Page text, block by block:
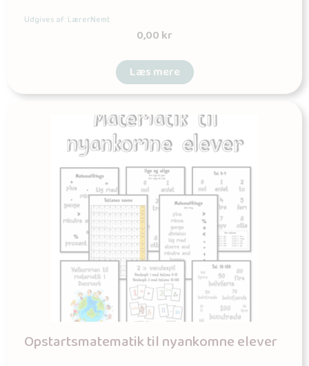
Udgives af: LærerNemt
0,00kr
Læs mere
Opstartsmatematik til nyankomne elever